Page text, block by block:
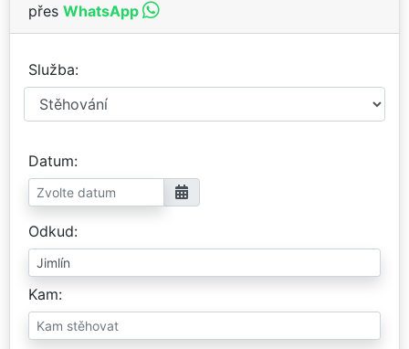
přes WhatsApp
Služba
Datum
Odkud
Kam